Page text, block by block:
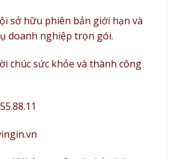
sở hữu phiên bản giới hạn và
doanh nghiệp trọn gói.
chúc sức khỏe và thành công